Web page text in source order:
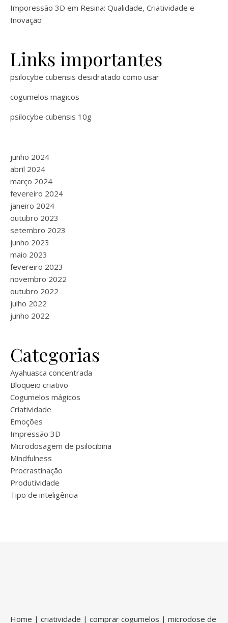
Imporessão 3D em Resina: Qualidade, Criatividade e
Inovação
Links importantes
psilocybe cubensis desidratado como usar
cogumelos magicos
psilocybe cubensis 10g
junho 2024
abril 2024
março 2024
fevereiro 2024
janeiro 2024
outubro 2023
setembro 2023
junho 2023
maio 2023
fevereiro 2023
novembro 2022
outubro 2022
julho 2022
junho 2022
Categorias
Ayahuasca concentrada
Bloqueio criativo
Cogumelos mágicos
Criatividade
Emoções
Impressão 3D
Microdosagem de psilocibina
Mindfulness
Procrastinação
Produtividade
Tipo de inteligência
Home | criatividade | comprar cogumelos | microdose de